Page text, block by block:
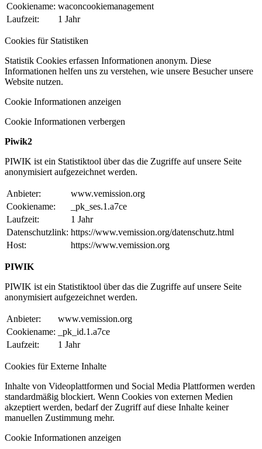
Cookiename: waconcookiemanagement
Laufzeit:
1 Jahr
Cookies für Statistiken
Statistik Cookies erfassen Informationen anonym. Diese
Informationen helfen uns zu verstehen, wie unsere Besucher unsere
Website nutzen.
Cookie Informationen anzeigen
Cookie Informationen verbergen
Piwik2
PIWIK ist ein Statistiktool über das die Zugriffe auf unsere Seite
anonymisiert aufgezeichnet werden.
Anbieter:
www.vemission.org
Cookiename:
_pk_ses.1.a7ce
Laufzeit:
1 Jahr
Datenschutzlink: https://www.vemission.org/datenschutz.html
Host:
https://www.vemission.org
PIWIK
PIWIK ist ein Statistiktool über das die Zugriffe auf unsere Seite
anonymisiert aufgezeichnet werden.
Anbieter:
www.vemission.org
Cookiename:
_pk_id.1.a7ce
Laufzeit:
1 Jahr
Cookies für Externe Inhalte
Inhalte von Videoplattformen und Social Media Plattformen werden
standardmäßig blockiert. Wenn Cookies von externen Medien
akzeptiert werden, bedarf der Zugriff auf diese Inhalte keiner
manuellen Zustimmung mehr.
Cookie Informationen anzeigen